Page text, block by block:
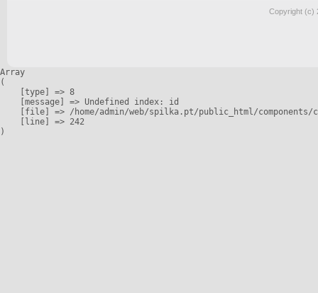
Copyright (c)
Array
(
    [type] => 8
    [message] => Undefined index: id
[file] => /home/admin/web/spilka.pt/public_html/
    [line] => 242